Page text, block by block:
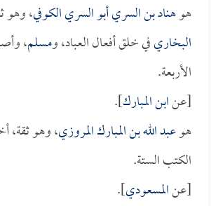
هوهناد بن السري أبو السري الكوفي، وهو
البخاريفي خلق أفعال العباد، ومسلم،
الأربعة.
[عنابن المبارك].
هوعبد الله بن المبارك المروزي، وهو
الكتب الستة.
[عنالمسعودي].